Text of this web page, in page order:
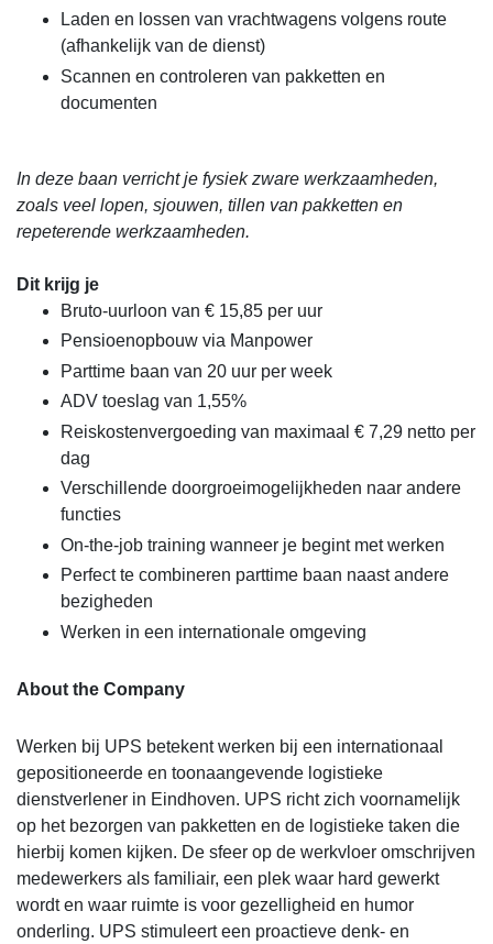
Laden en lossen van vrachtwagens volgens route
(afhankelijk van de dienst)
Scannen en controleren van pakketten en
documenten
In deze baan verricht je fysiek zware werkzaamheden,
zoals veel lopen, sjouwen, tillen van pakketten en
repeterende werkzaamheden.
Dit krijg je
Bruto-uurloon van € 15,85 per uur
Pensioenopbouw via Manpower
Parttime baan van 20 uur per week
ADV toeslag van 1,55%
Reiskostenvergoeding van maximaal € 7,29 netto per
dag
Verschillende doorgroeimogelijkheden naar andere
functies
On-the-job training wanneer je begint met werken
Perfect te combineren parttime baan naast andere
bezigheden
Werken in een internationale omgeving
About the Company
Werken bij UPS betekent werken bij een internationaal
gepositioneerde en toonaangevende logistieke
dienstverlener in Eindhoven. UPS richt zich voornamelijk
op het bezorgen van pakketten en de logistieke taken die
hierbij komen kijken. De sfeer op de werkvloer omschrijven
medewerkers als familiair, een plek waar hard gewerkt
wordt en waar ruimte is voor gezelligheid en humor
onderling. UPS stimuleert een proactieve denk- en